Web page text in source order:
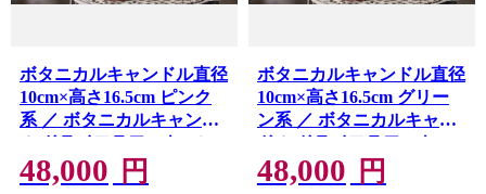
ボタニカルキャンドル直径
10cm×高さ16.5cm ピンク
系 ／ ボタニカルキャンド
ル ドライフラワーキャン
ドル 観賞用キャンドル フ
ラワーキャンドル インテ
48,000 円
ボタニカルキャンドル直径
10cm×高さ16.5cm グリー
ン系 ／ ボタニカルキャン
ドル ドライフラワーキャ
ンドル 観賞用キャンドル
フラワーキャンドル イン
48,000 円